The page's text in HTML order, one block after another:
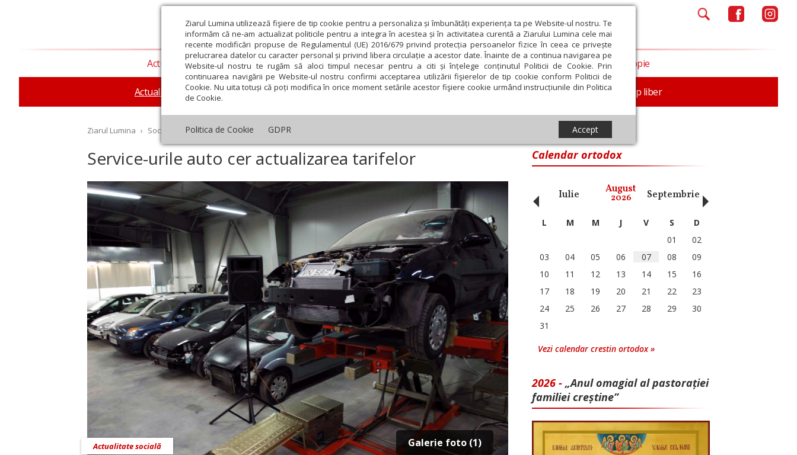
Ziarul Lumina utilizează fişiere de tip cookie pentru a personaliza și îmbunătăți experiența ta pe Website-ul nostru. Te
informăm că ne-am actualizat politicile pentru a integra în acestea și în activitatea curentă a Ziarului Lumina cele mai
recente modificări propuse de Regulamentul (UE) 2016/679 privind protecția persoanelor fizice în ceea ce privește
prelucrarea datelor cu caracter personal și privind libera circulație a acestor date. Înainte de a continua navigarea pe
Website-ul nostru te rugăm să aloci timpul necesar pentru a citi și înțelege conținutul Politicii de Cookie. Prin
continuarea navigării pe Website-ul nostru confirmi acceptarea utilizării fişierelor de tip cookie conform Politicii de
Cookie. Nu uita totuși că poți modifica în orice moment setările acestor fişiere cookie urmând instrucțiunile din Politica
de Cookie.
Politica de Cookie GDPR Accept
Actualitate religioasă Teologie și spiritualitate Educaţie și Cultură Societate
Actualitate socială Sănătate Analiză Reportaj Psihologie Religie și știință Familie Timp liber
Opinii Filantropie
Ziarul Lumina › Societate › Actualitate socială Service-urile auto cer actualizarea tarifelor
Service-urile auto cer actualizarea tarifelor
Galerie foto (1)
Actualitate socială
Calendar ortodox
Octombrie Noiembrie Decembrie Ianuarie Februarie Martie Aprilie Mai Iunie Iulie August
2026 Septembrie Octombrie
‹ L M M J V S
D
01
02
03
04 05 06 07 08
09
10
11 12 13 14 15
16
17
18 19 20 21 22
23
24
25 26 27 28 29
30
31
Vezi calendar crestin ortodox »
2026 - „Anul omagial al pastorației
familiei creștine”